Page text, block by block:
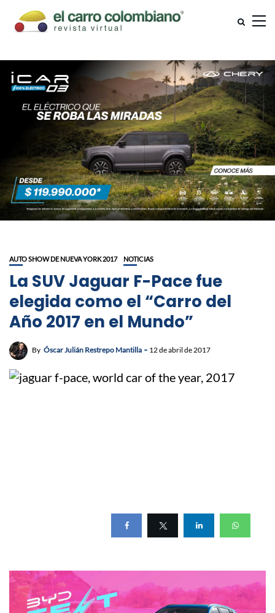
AUTO SHOW DE NUEVA YORK 2017 NOTICIAS
La SUV Jaguar F-Pace fue
elegida como el “Carro del
Año 2017 en el Mundo”
By Óscar Julián Restrepo Mantilla 12 de abril de 2017